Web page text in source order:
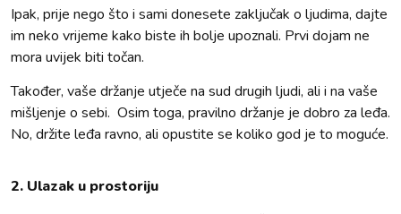
Ipak, prije nego što i sami donesete zaključak o ljudima, dajte
im neko vrijeme kako biste ih bolje upoznali. Prvi dojam ne
mora uvijek biti točan.
Također, vaše držanje utječe na sud drugih ljudi, ali i na vaše
mišljenje o sebi. Osim toga, pravilno držanje je dobro za leđa.
No, držite leđa ravno, ali opustite se koliko god je to moguće.
2. Ulazak u prostoriju